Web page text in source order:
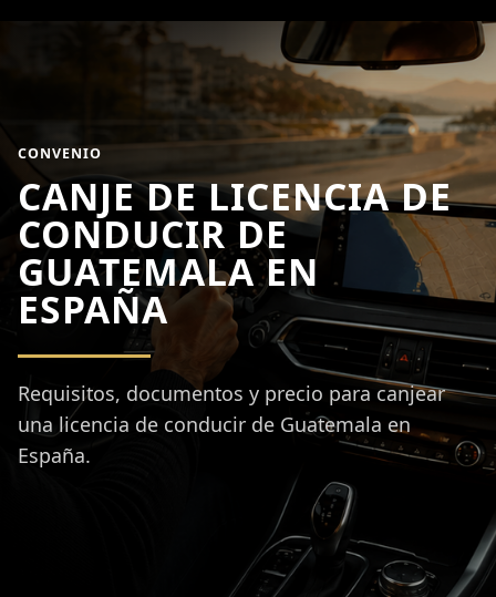
CONVENIO
CANJE DE LICENCIA DE
CONDUCIR DE
GUATEMALA EN
ESPAÑA
Requisitos, documentos y precio para canjear
una licencia de conducir de Guatemala en
España.